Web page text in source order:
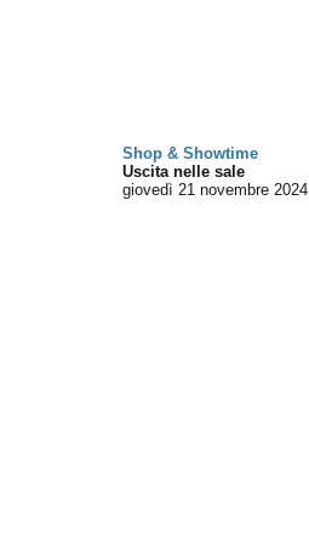
Shop & Showtime
Uscita nelle sale
giovedì 21 novembre 2024